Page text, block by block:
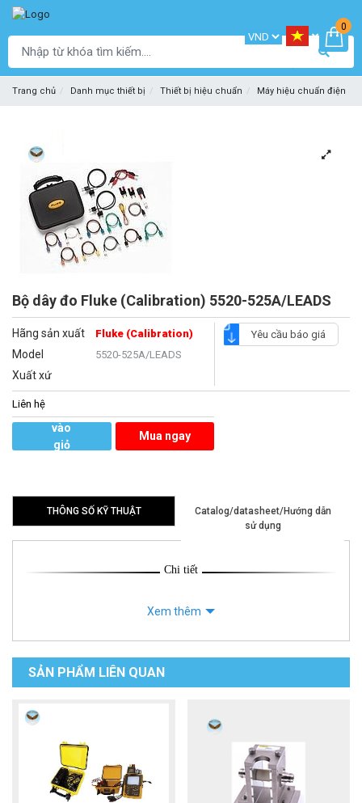
0
Trang chủ Danh mục thiết bị Thiết bị hiệu chuẩn Máy hiệu chuẩn điện
Bộ dây đo Fluke (Calibration) 5520-525A/LEADS
Hãng sản xuất Fluke (Calibration)
Model 5520-525A/LEADS
Xuất xứ
Yêu cầu báo giá
Liên hệ
vào
giỏ
Mua ngay
THÔNG SỐ KỸ THUẬT
Catalog/datasheet/Hướng dẫn
sử dụng
Chi tiết
Xem thêm
SẢN PHẨM LIÊN QUAN